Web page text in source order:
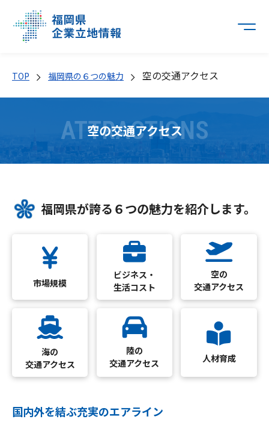
TOP 福岡県の６つの魅力 空の交通アクセス
空の交通アクセス
ATTRACTIONS
福岡県が誇る６つの魅力を紹介します。
市場規模
ビジネス・
生活コスト
空の
交通アクセス
海の
交通アクセス
陸の
交通アクセス
人材育成
国内外を結ぶ充実のエアライン